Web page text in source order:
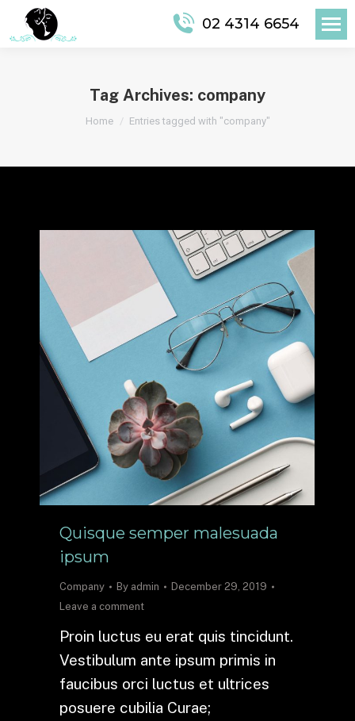
02 4314 6654
Tag Archives: company
You are here:
Home Entries tagged with "company"
Quisque semper malesuada
ipsum
Company By admin
December 29, 2019
Leave a comment
Proin luctus eu erat quis tincidunt.
Vestibulum ante ipsum primis in
faucibus orci luctus et ultrices
posuere cubilia Curae;